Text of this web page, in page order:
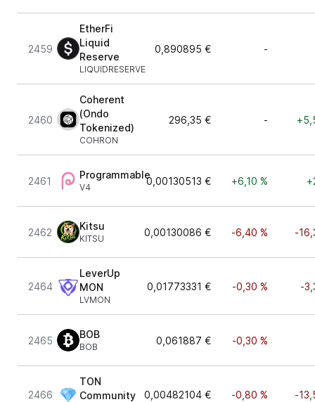
2459
EtherFi
Liquid
Reserve
LIQUIDRESERVE
0,890895 € -
2460
Coherent
(Ondo
Tokenized)
COHRON
296,35 € -
2461
Programmable
V4
0,00130513 € +6,10 %
2462
Kitsu
KITSU
0,00130086 € -6,40 % -
2464
LeverUp
MON
LVMON
0,01773331 € -0,30 % -
2465
BOB
BOB
0,061887 € -0,30 %
2466
TON
Community
0,00482104 € -0,80 % -